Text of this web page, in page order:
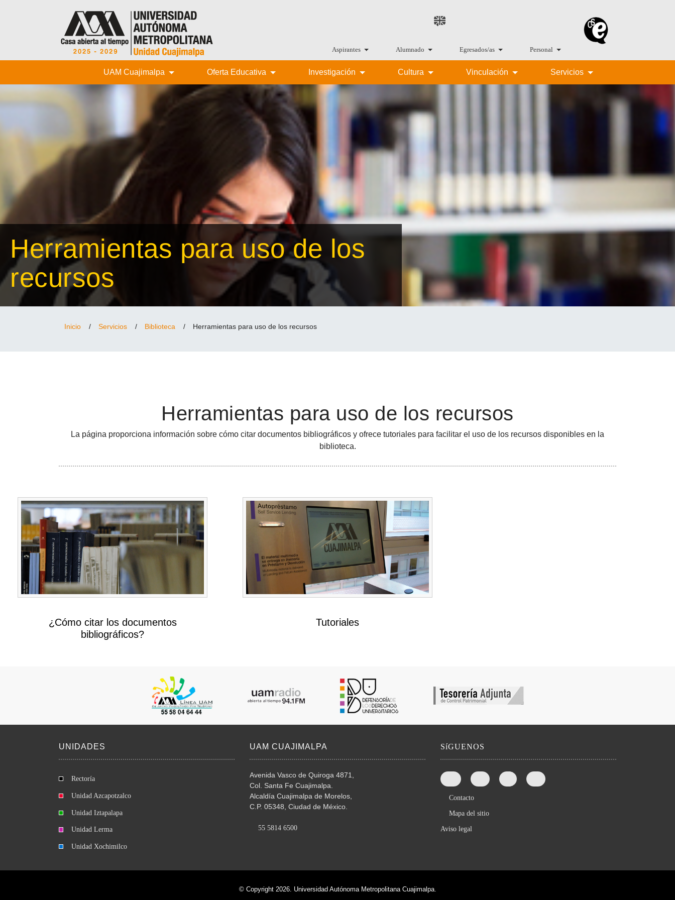
Aspirantes Alumnado Egresados/as Personal
UAM Cuajimalpa Oferta Educativa Investigación Cultura Vinculación Servicios
Herramientas para uso de los
recursos
Inicio / Servicios / Biblioteca / Herramientas para uso de los recursos
Herramientas para uso de los recursos
La página proporciona información sobre cómo citar documentos bibliográficos y ofrece tutoriales para facilitar el uso de los recursos disponibles en la
biblioteca.
¿Cómo citar los documentos
bibliográficos?
Tutoriales
UNIDADES
Rectoría
Unidad Azcapotzalco
Unidad Iztapalapa
Unidad Lerma
Unidad Xochimilco
UAM CUAJIMALPA
Avenida Vasco de Quiroga 4871,
Col. Santa Fe Cuajimalpa.
Alcaldía Cuajimalpa de Morelos,
C.P. 05348, Ciudad de México.
55 5814 6500
SíGUENOS
Contacto
Mapa del sitio
Aviso legal
© Copyright 2026. Universidad Autónoma Metropolitana Cuajimalpa.